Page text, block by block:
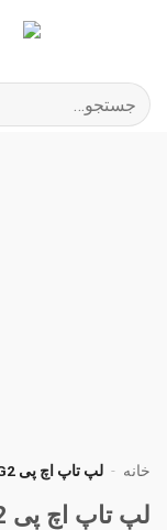
جستجو
برای:
خانه - لپ تاپ اچ پی HP PROBOOK 650 G2
لپ تاپ اچ پی HP Probook 650 G2